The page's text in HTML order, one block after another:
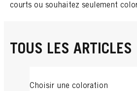
courts ou souhaitez seulement
TOUS LES ARTICLES
Choisir une coloration